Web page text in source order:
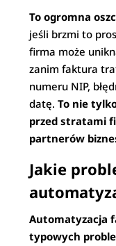
To ogromna
jeśli brzmi to
firma może
zanim faktura
numeru NIP,
datę.To nie
przed stratami
partnerów
Jakie
Automatyzacja
typowych